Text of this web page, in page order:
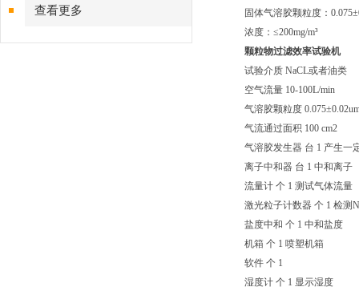
查看更多
固体气溶胶颗粒度：
浓度：≤200mg/m³
颗粒物过滤效率试验机
试验介质 NaCL或者油类
空气流量 10-100L/min
气溶胶颗粒度
气流通过面积 100 cm2
气溶胶发生器 台 1 产生一
离子中和器 台 1 中和离子
流量计 个 1 测试气体流量
激光粒子计数器 个 1 检测
盐度中和 个 1 中和盐度
机箱 个 1 喷塑机箱
软件 个 1
湿度计 个 1 显示湿度